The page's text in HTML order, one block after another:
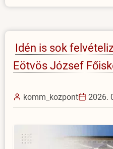
Idén is sok
Eötvös József
komm_kozpont 2026.